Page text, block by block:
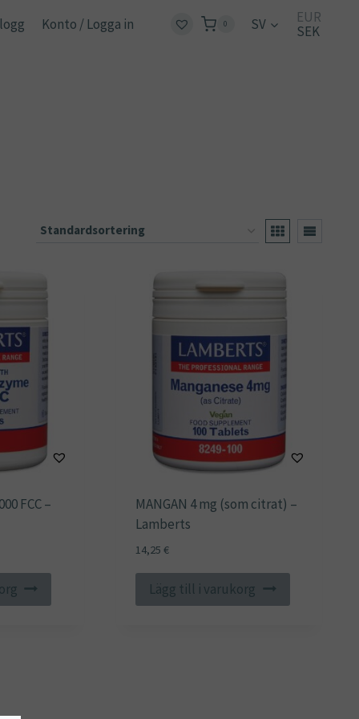
Konto / Logga in 0 SV
EUR
SEK
FCC –
MANGAN 4 mg (som citrat) –
Lamberts
14,25€
Lägg till i varukorg